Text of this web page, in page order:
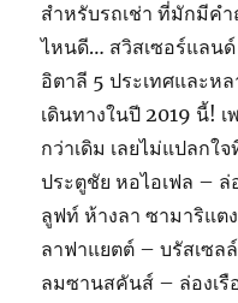
สำหรับรถเช่า ที่มักมีค
ไหนดี… สวิสเซอร์แลนด์
อิตาลี 5 ประเทศและหล
เดินทางในปี 2019 นี้!
กว่าเดิม เลยไม่แปลกใ
ประตูชัย หอไอเฟล –
ลูฟท์ ห้างลา ซามาริแต
ลาฟาแยตต์ – บรัสเซ
ลมซานสคันส์ – ล่องเ